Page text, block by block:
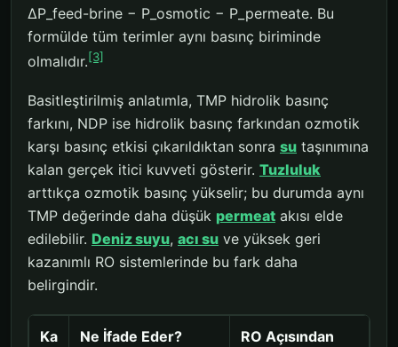
ΔP_feed-brine − P_osmotic − P_permeate. Bu
formülde tüm terimler aynı basınç biriminde
olmalıdır.[3]
Basitleştirilmiş anlatımla, TMP hidrolik basınç
farkını, NDP ise hidrolik basınç farkından ozmotik
karşı basınç etkisi çıkarıldıktan sonra su taşınımına
kalan gerçek itici kuvveti gösterir. Tuzluluk
arttıkça ozmotik basınç yükselir; bu durumda aynı
TMP değerinde daha düşük permeat akısı elde
edilebilir. Deniz suyu, acı su ve yüksek geri
kazanımlı RO sistemlerinde bu fark daha
belirgindir.
Ka
Ne İfade Eder?
RO Açısından